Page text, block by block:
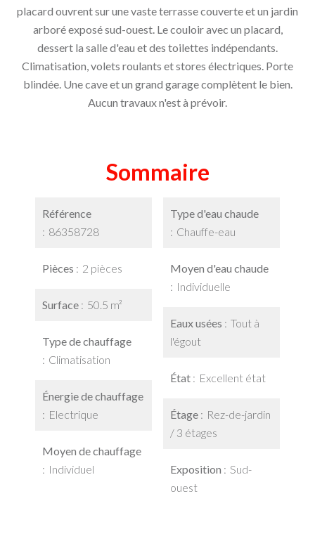
placard ouvrent sur une vaste terrasse couverte et un jardin
arboré exposé sud-ouest. Le couloir avec un placard,
dessert la salle d'eau et des toilettes indépendants.
Climatisation, volets roulants et stores électriques. Porte
blindée. Une cave et un grand garage complètent le bien.
Aucun travaux n'est à prévoir.
Sommaire
Référence
86358728
Pièces 2 pièces
Surface 50.5 m²
Type de chauffage
Climatisation
Énergie de chauffage
Electrique
Moyen de chauffage
Individuel
Type d'eau chaude
Chauffe-eau
Moyen d'eau chaude
Individuelle
Eaux usées
Tout à
l'égout
État Excellent état
Étage
Rez-de-jardin
/ 3 étages
Exposition
Sud-
ouest